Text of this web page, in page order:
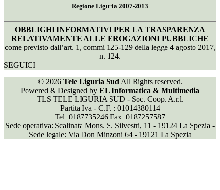
Regione Liguria 2007-2013
OBBLIGHI INFORMATIVI PER LA TRASPARENZA
RELATIVAMENTE ALLE EROGAZIONI PUBBLICHE
come previsto dall’art. 1, commi 125-129 della legge 4 agosto 2017,
n. 124.
SEGUICI
© 2026 Tele Liguria Sud All Rights reserved.
Powered & Designed by EL Informatica & Multimedia
TLS TELE LIGURIA SUD - Soc. Coop. A.r.l.
Partita Iva - C.F. : 01014880114
Tel. 0187735246 Fax. 0187257587
Sede operativa: Scalinata Mons. S. Silvestri, 11 - 19124 La Spezia -
Sede legale: Via Don Minzoni 64 - 19121 La Spezia